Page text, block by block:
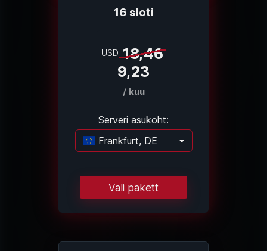
16 sloti
USD 18,46
9,23
/ kuu
Serveri asukoht:
Frankfurt, DE
Laadimine...
Vali pakett